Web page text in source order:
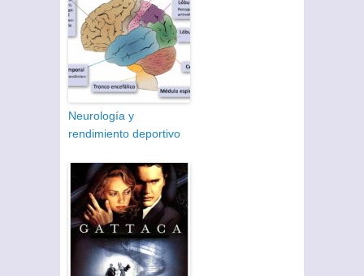
Neurología y
rendimiento deportivo